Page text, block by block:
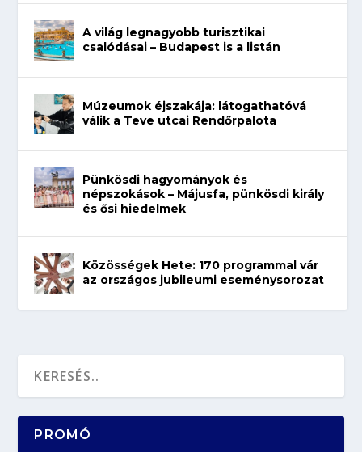
A világ legnagyobb turisztikai
csalódásai – Budapest is a listán
Múzeumok éjszakája: látogathatóvá
válik a Teve utcai Rendőrpalota
Pünkösdi hagyományok és
népszokások – Májusfa, pünkösdi király
és ősi hiedelmek
Közösségek Hete: 170 programmal vár
az országos jubileumi eseménysorozat
PROMÓ